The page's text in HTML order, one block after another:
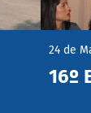
24 de
16º